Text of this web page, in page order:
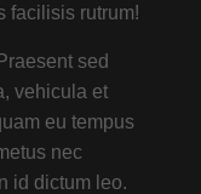
facilisis rutrum!
sed
vehicula et
eu tempus
nec
id dictum leo.